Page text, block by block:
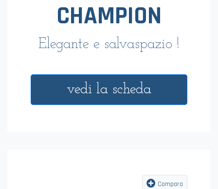
CHAMPION
Elegante e salvaspazio !
vedi la scheda
Compara